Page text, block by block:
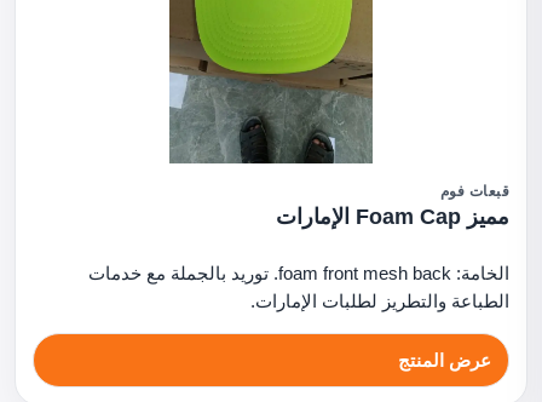
قبعات فوم
مميز Foam Cap الإمارات
الخامة: foam front mesh back. توريد بالجملة مع خدمات
الطباعة والتطريز لطلبات الإمارات.
عرض المنتج